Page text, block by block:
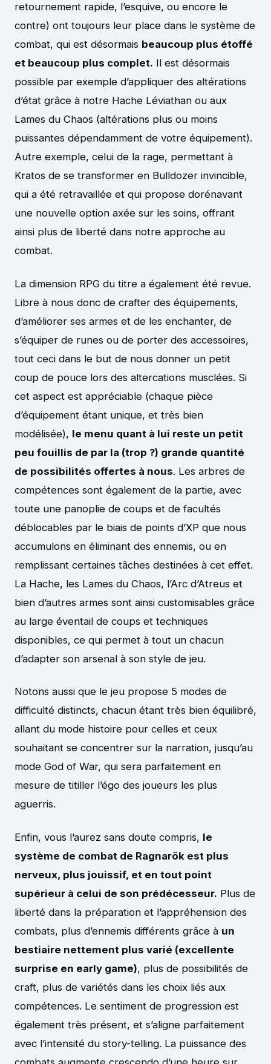
retournement rapide, l’esquive, ou encore le
contre) ont toujours leur place dans le système de
combat, qui est désormais beaucoup plus étoffé
et beaucoup plus complet. Il est désormais
possible par exemple d’appliquer des altérations
d’état grâce à notre Hache Léviathan ou aux
Lames du Chaos (altérations plus ou moins
puissantes dépendamment de votre équipement).
Autre exemple, celui de la rage, permettant à
Kratos de se transformer en Bulldozer invincible,
qui a été retravaillée et qui propose dorénavant
une nouvelle option axée sur les soins, offrant
ainsi plus de liberté dans notre approche au
combat.
La dimension RPG du titre a également été revue.
Libre à nous donc de crafter des équipements,
d’améliorer ses armes et de les enchanter, de
s’équiper de runes ou de porter des accessoires,
tout ceci dans le but de nous donner un petit
coup de pouce lors des altercations musclées. Si
cet aspect est appréciable (chaque pièce
d’équipement étant unique, et très bien
modélisée), le menu quant à lui reste un petit
peu fouillis de par la (trop ?) grande quantité
de possibilités offertes à nous. Les arbres de
compétences sont également de la partie, avec
toute une panoplie de coups et de facultés
déblocables par le biais de points d’XP que nous
accumulons en éliminant des ennemis, ou en
remplissant certaines tâches destinées à cet effet.
La Hache, les Lames du Chaos, l’Arc d’Atreus et
bien d’autres armes sont ainsi customisables grâce
au large éventail de coups et techniques
disponibles, ce qui permet à tout un chacun
d’adapter son arsenal à son style de jeu.
Notons aussi que le jeu propose 5 modes de
difficulté distincts, chacun étant très bien équilibré,
allant du mode histoire pour celles et ceux
souhaitant se concentrer sur la narration, jusqu’au
mode God of War, qui sera parfaitement en
mesure de titiller l’égo des joueurs les plus
aguerris.
Enfin, vous l’aurez sans doute compris, le
système de combat de Ragnarök est plus
nerveux, plus jouissif, et en tout point
supérieur à celui de son prédécesseur. Plus de
liberté dans la préparation et l’appréhension des
combats, plus d’ennemis différents grâce à un
bestiaire nettement plus varié (excellente
surprise en early game), plus de possibilités de
craft, plus de variétés dans les choix liés aux
compétences. Le sentiment de progression est
également très présent, et s’aligne parfaitement
avec l’intensité du story-telling. La puissance des